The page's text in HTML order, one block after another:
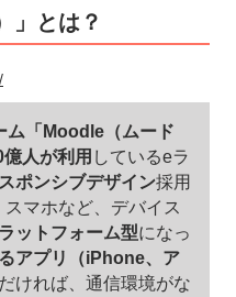
」とは？
ム「Moodle（ムード
人が利用 しているeラ
ポンシブデザイン採用
マホなど、デバイス
ットフォーム型になっ
アプリ（iPhone、ア
ければ、通信環境がな